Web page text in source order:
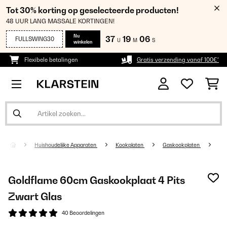
Tot 30% korting op geselecteerde producten!
48 UUR LANG MASSALE KORTINGEN!
FULLSWING30
Nu
winkelen
37 U 19 M 05 S
Flexibele betalingen Gratis verzending vanaf 100€*
Huishoudelijke Apparaten Kookplaten Gaskookplaten
Goldflame 60cm Gaskookplaat 4 Pits
Zwart Glas
40 Beoordelingen